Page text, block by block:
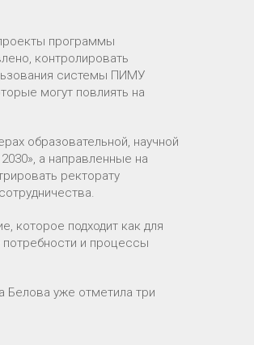
программы
контролировать
системы ПИМУ
могут повлиять на
образовательной, научной
а направленные на
ректорату
которое подходит как для
потребности и процессы
Белова уже отметила три